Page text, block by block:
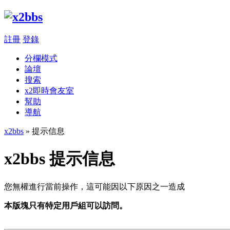
註冊 登錄
分欄模式
論壇
搜索
x2即時會友室
幫助
導航
x2bbs » 提示信息
x2bbs 提示信息
您無權進行當前操作，這可能因以下原因之一造成
本版塊只有特定用戶組可以訪問。